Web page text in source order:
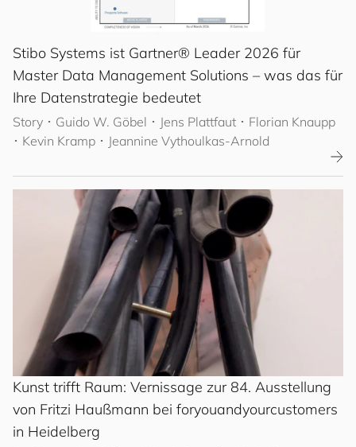
Stibo Systems ist Gartner® Leader 2026 für
Master Data Management Solutions – was das für
Ihre Datenstrategie bedeutet
Story ･ Guido W. Göbel ･ Jens Plattfaut ･ Florian Knaupp
･ Kevin Kramp ･ Jeannine Vythoulkas-Arnold
Kunst trifft Raum: Vernissage zur 84. Ausstellung
von Fritzi Haußmann bei foryouandyourcustomers
in Heidelberg